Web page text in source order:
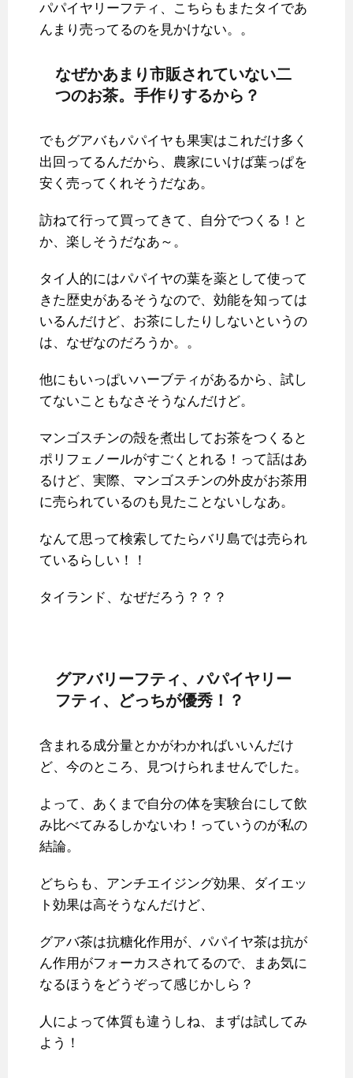
パパイヤリーフティ、こちらもまたタイであ
んまり売ってるのを見かけない。。
なぜかあまり市販されていない二
つのお茶。手作りするから？
でもグアバもパパイヤも果実はこれだけ多く
出回ってるんだから、農家にいけば葉っぱを
安く売ってくれそうだなあ。
訪ねて行って買ってきて、自分でつくる！と
か、楽しそうだなあ～。
タイ人的にはパパイヤの葉を薬として使って
きた歴史があるそうなので、効能を知っては
いるんだけど、お茶にしたりしないというの
は、なぜなのだろうか。。
他にもいっぱいハーブティがあるから、試し
てないこともなさそうなんだけど。
マンゴスチンの殻を煮出してお茶をつくると
ポリフェノールがすごくとれる！って話はあ
るけど、実際、マンゴスチンの外皮がお茶用
に売られているのも見たことないしなあ。
なんて思って検索してたらバリ島では売られ
ているらしい！！
タイランド、なぜだろう？？？
グアバリーフティ、パパイヤリー
フティ、どっちが優秀！？
含まれる成分量とかがわかればいいんだけ
ど、今のところ、見つけられませんでした。
よって、あくまで自分の体を実験台にして飲
み比べてみるしかないわ！っていうのが私の
結論。
どちらも、アンチエイジング効果、ダイエッ
ト効果は高そうなんだけど、
グアバ茶は抗糖化作用が、パパイヤ茶は抗が
ん作用がフォーカスされてるので、まあ気に
なるほうをどうぞって感じかしら？
人によって体質も違うしね、まずは試してみ
よう！